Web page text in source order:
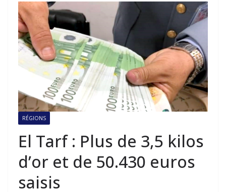
RÉGIONS
El Tarf : Plus de 3,5 kilos
d’or et de 50.430 euros
saisis